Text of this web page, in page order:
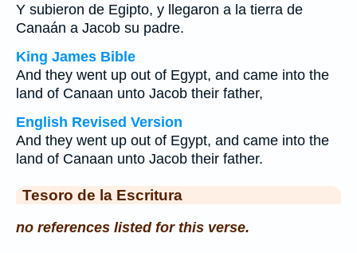
Y subieron de Egipto, y llegaron a la tierra de
Canaán a Jacob su padre.
King James Bible
And they went up out of Egypt, and came into the
land of Canaan unto Jacob their father,
English Revised Version
And they went up out of Egypt, and came into the
land of Canaan unto Jacob their father.
Tesoro de la Escritura
no references listed for this verse.